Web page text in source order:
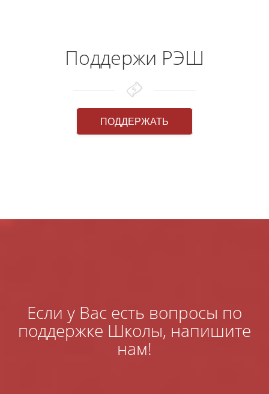
Поддержи РЭШ
ПОДДЕРЖАТЬ
Если у Вас есть вопросы по
поддержке Школы, напишите
нам!